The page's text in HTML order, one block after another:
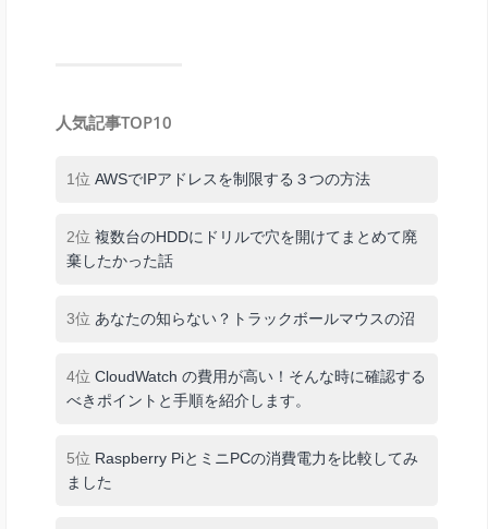
人気記事TOP10
1位 AWSでIPアドレスを制限する３つの方法
2位 複数台のHDDにドリルで穴を開けてまとめて廃
棄したかった話
3位 あなたの知らない？トラックボールマウスの沼
4位 CloudWatch の費用が高い！そんな時に確認する
べきポイントと手順を紹介します。
5位 Raspberry PiとミニPCの消費電力を比較してみ
ました